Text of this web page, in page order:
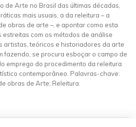
de Arte no Brasil das últimas décadas,
mais usuais, a da releitura – a
obras de arte –, e apontar como esta
estreitas com os métodos de análise
artistas, teóricos e historiadores da arte
fazendo, se procura esboçar o campo de
emprego do procedimento da releitura
contemporâneo. Palavras-chave:
obras de Arte; Releitura.